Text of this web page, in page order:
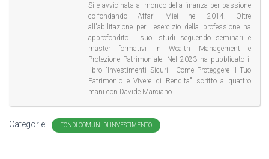
Si è avvicinata al mondo della finanza per passione
co-fondando Affari Miei nel 2014. Oltre
all'abilitazione per l'esercizio della professione ha
approfondito i suoi studi seguendo seminari e
master formativi in Wealth Management e
Protezione Patrimoniale. Nel 2023 ha pubblicato il
libro "Investimenti Sicuri - Come Proteggere il Tuo
Patrimonio e Vivere di Rendita" scritto a quattro
mani con Davide Marciano.
Categorie: FONDI COMUNI DI INVESTIMENTO